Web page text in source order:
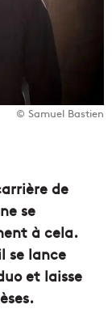
© Samuel Bastien
de
se
à cela.
se lance
et laisse